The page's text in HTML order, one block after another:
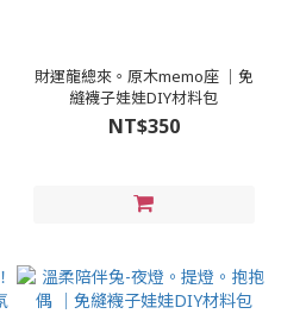
財運龍總來。原木memo座 │免
縫襪子娃娃DIY材料包
NT$350